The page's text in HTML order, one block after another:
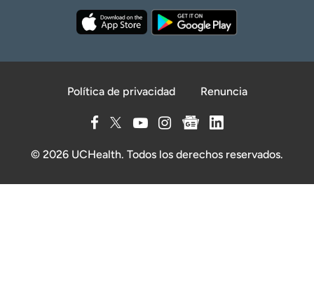
Política de privacidad Renuncia
© 2026 UCHealth. Todos los derechos reservados.